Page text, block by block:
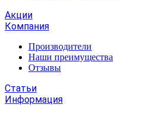
Акции
Компания
Производители
Наши преимущества
Отзывы
Статьи
Информация